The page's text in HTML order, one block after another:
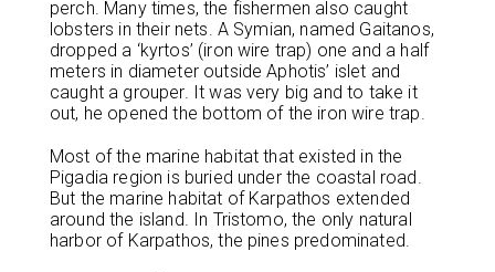
perch. Many times, the fishermen also caught
lobsters in their nets. A Symian, named Gaitanos,
dropped a ‘kyrtos’ (iron wire trap) one and a half
meters in diameter outside Aphotis’ islet and
caught a grouper. It was very big and to take it
out, he opened the bottom of the iron wire trap.
Most of the marine habitat that existed in the
Pigadia region is buried under the coastal road.
But the marine habitat of Karpathos extended
around the island. In Tristomo, the only natural
harbor of Karpathos, the pines predominated.